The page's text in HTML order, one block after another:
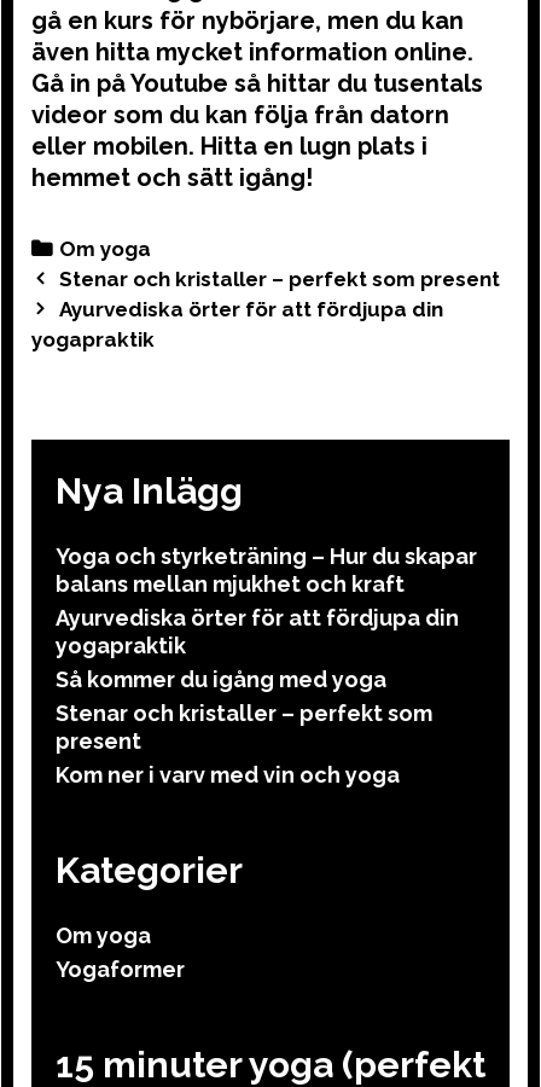
gå en kurs för nybörjare, men du kan
även hitta mycket information online.
Gå in på Youtube så hittar du tusentals
videor som du kan följa från datorn
eller mobilen. Hitta en lugn plats i
hemmet och sätt igång!
Categories
Om yoga
Post
navigation
Stenar och kristaller – perfekt som present
Ayurvediska örter för att fördjupa din
yogapraktik
Nya Inlägg
Yoga och styrketräning – Hur du skapar
balans mellan mjukhet och kraft
Ayurvediska örter för att fördjupa din
yogapraktik
Så kommer du igång med yoga
Stenar och kristaller – perfekt som
present
Kom ner i varv med vin och yoga
Kategorier
Om yoga
Yogaformer
15 minuter yoga (perfekt